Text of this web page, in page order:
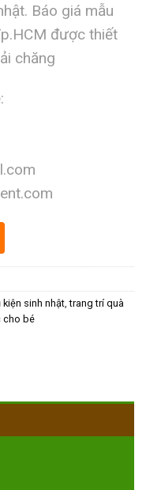
Báo giá mẫu
được thiết
chăng
sinh nhật ,trang trí quà
cho bé